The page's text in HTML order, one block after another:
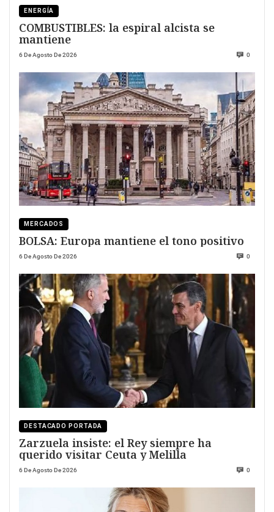
ENERGÍA
COMBUSTIBLES: la espiral alcista se
mantiene
6 De Agosto De 2026 0
MERCADOS
BOLSA: Europa mantiene el tono positivo
6 De Agosto De 2026 0
DESTACADO PORTADA
Zarzuela insiste: el Rey siempre ha
querido visitar Ceuta y Melilla
6 De Agosto De 2026 0